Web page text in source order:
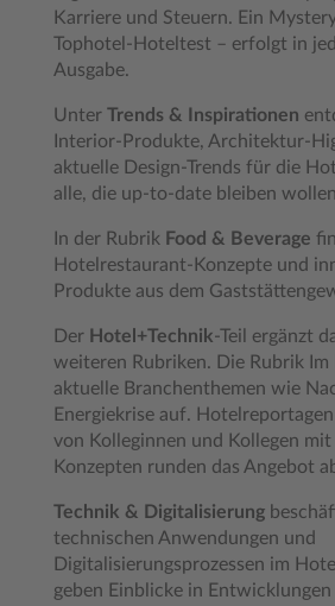
Karriere und Steuern. Ein
Tophotel-Hoteltest – erfolgt in
Ausgabe.
Unter Trends & Inspirationen
Interior-Produkte, Architektur-
aktuelle Design-Trends für die
alle, die up-to-date bleiben
In der Rubrik Food & Beverage
Hotelrestaurant-Konzepte und
Produkte aus dem
Der Hotel+Technik-Teil ergänzt
weiteren Rubriken. Die Rubrik Im
aktuelle Branchenthemen wie
Energiekrise auf.
von Kolleginnen und Kollegen
Konzepten runden das Angebot
Technik & Digitalisierung
technischen Anwendungen und
Digitalisierungsprozessen im
geben Einblicke in Entwicklungen